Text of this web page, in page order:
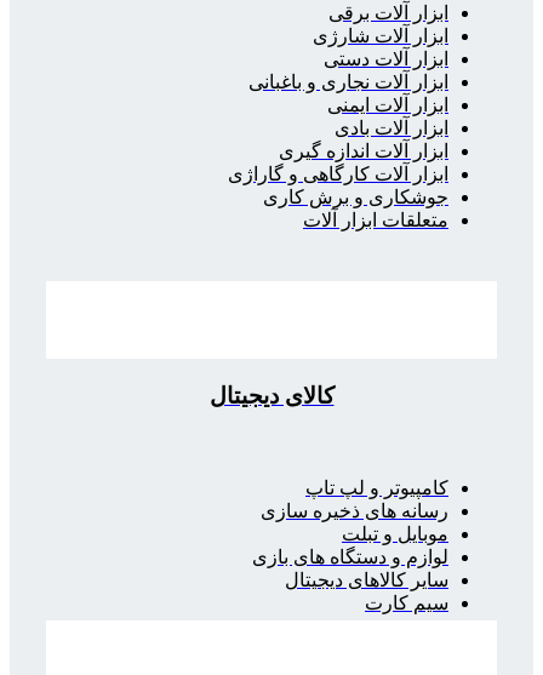
ابزار آلات برقی
ابزار آلات شارژی
ابزار آلات دستی
ابزار آلات نجاری و باغبانی
ابزار آلات ایمنی
ابزار آلات بادی
ابزار آلات اندازه گیری
ابزار آلات کارگاهی و گاراژی
جوشکاری و برش کاری
متعلقات ابزار آلات
کالای دیجیتال
کامپیوتر و لپ تاپ
رسانه های ذخیره سازی
موبایل و تبلت
لوازم و دستگاه های بازی
سایر کالاهای دیجیتال
سیم کارت